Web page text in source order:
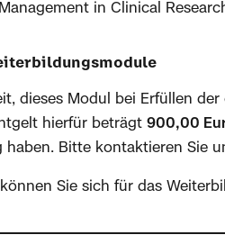
in Clinical
dieses Modul bei Erfüllen
hierfür beträgt 900,00
haben. Bitte kontaktieren Sie
Sie sich für das